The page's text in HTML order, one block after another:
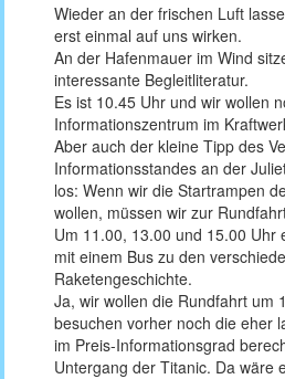
Wieder an der frischen Luft
erst einmal auf uns wirken.
An der Hafenmauer im Wind
interessante Begleitliteratur.
Es ist 10.45 Uhr und wir wollen
Informationszentrum im
Aber auch der kleine Tipp des
Informationsstandes an der
los: Wenn wir die Startrampen
wollen, müssen wir zur
Um 11.00, 13.00 und 15.00 Uhr
mit einem Bus zu den
Raketengeschichte.
Ja, wir wollen die Rundfahrt um
besuchen vorher noch die eher
im Preis-Informationsgrad
Untergang der Titanic. Da wäre